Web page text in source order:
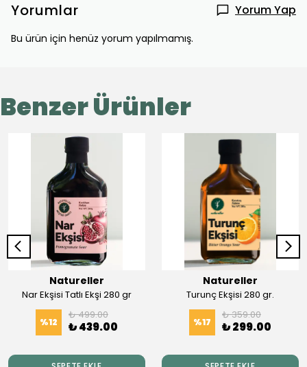
Yorumlar Yorum Yap
Bu ürün için henüz yorum yapılmamış.
Benzer Ürünler
Natureller
Nar Ekşisi Tatlı Ekşi 280 gr
%12
₺ 499.00
₺ 439.00
Natureller
Turunç Ekşisi 280 gr.
%17
₺ 359.00
₺ 299.00